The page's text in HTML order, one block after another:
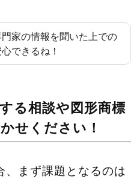
家の情報を聞いた上での
できるね！
る相談や図形商標
せください！
、まず課題となるのは